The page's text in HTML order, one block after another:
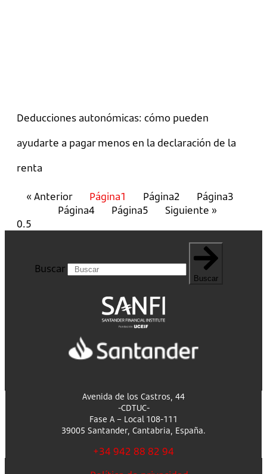
Deducciones autonómicas: cómo pueden
ayudarte a pagar menos en la declaración de la
renta
« Anterior Página1 Página2 Página3
Página4 Página5 Siguiente »
Buscar
Buscar
Avenida de los Castros, 44
-CDTUC-
Fase A – Local 108-111
39005 Santander, Cantabria, España.
+34 942 88 82 94